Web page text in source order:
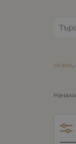
НОВИ
Начало